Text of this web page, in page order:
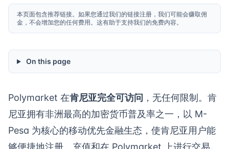
本页面包含推荐链接。如果您通过我们的链接注册，我们可能会赚取佣
金，不会增加您的任何费用。这有助于支持我们的免费内容。
On this page
Polymarket 在肯尼亚完全可访问 ，无任何限制。肯
尼亚拥有非洲最高的加密货币普及率之一，以 M-
Pesa 为核心的移动优先金融生态，使肯尼亚用户能
够便捷地注册、充值和在 Polymarket 上进行交易。